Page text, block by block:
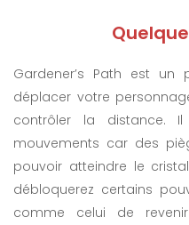
Gardener’s Path est
déplacer votre
contrôler la distance.
mouvements car des
pouvoir atteindre le
débloquerez certains
comme celui de